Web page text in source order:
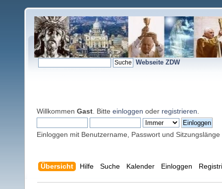
Webseite ZDW
Willkommen Gast . Bitte einloggen oder registrieren
Einloggen mit Benutzername, Passwort und Sitzungslänge
Übersicht Hilfe Suche Kalender Einloggen